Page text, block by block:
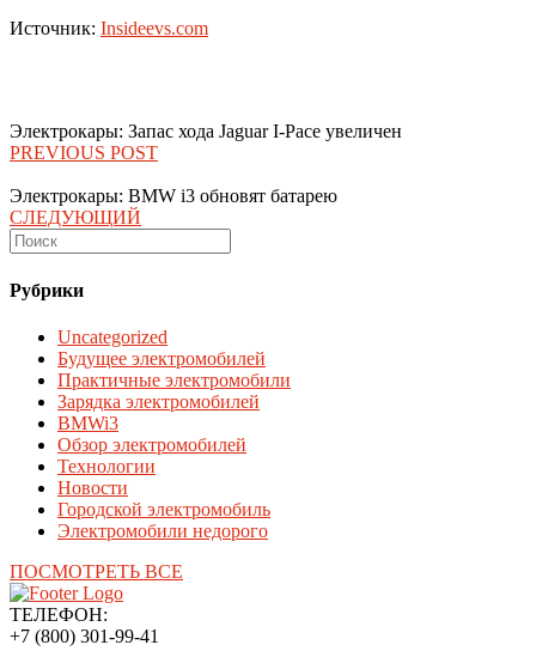
Источник: Insideevs.com
Электрокары: Запас хода Jaguar I-Pace увеличен
PREVIOUS POST
Электрокары: BMW i3 обновят батарею
СЛЕДУЮЩИЙ
Рубрики
Uncategorized
Будущее электромобилей
Практичные электромобили
Зарядка электромобилей
BMWi3
Обзор электромобилей
Технологии
Новости
Городской электромобиль
Электромобили недорого
ПОСМОТРЕТЬ ВСЕ
ТЕЛЕФОН:
+7 (800) 301-99-41